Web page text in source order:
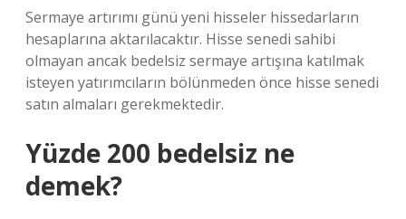
Sermaye artırımı günü yeni hisseler hissedarların
hesaplarına aktarılacaktır. Hisse senedi sahibi
olmayan ancak bedelsiz sermaye artışına katılmak
isteyen yatırımcıların bölünmeden önce hisse senedi
satın almaları gerekmektedir.
Yüzde 200 bedelsiz ne
demek?